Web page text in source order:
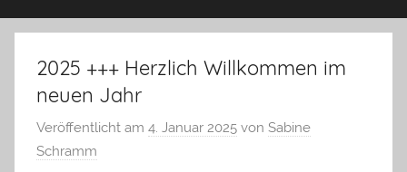
2025 +++ Herzlich Willkommen im
neuen Jahr
Veröffentlicht am 4. Januar 2025 von Sabine
Schramm